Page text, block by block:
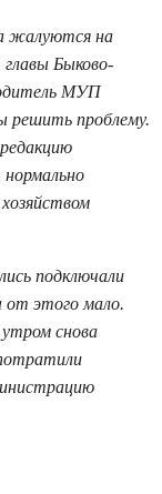
жалуются на
Быково-
МУП
решить проблему.
подключали
от этого мало.
снова